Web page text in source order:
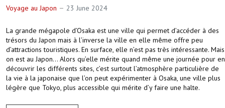
Voyage au Japon 23 June 2024
La grande mégapole d’Osaka est une ville qui permet d’accéder à des
trésors du Japon mais à l’inverse la ville en elle même offre peu
d’attractions touristiques. En surface, elle n’est pas très intéressante. Mais
on est au Japon… Alors qu’elle mérite quand même une journée pour en
découvrir les différents sites, c’est surtout l’atmosphère particulière de
la vie à la japonaise que l’on peut expérimenter à Osaka, une ville plus
légère que Tokyo, plus accessible qui mérite d’y faire une halte.